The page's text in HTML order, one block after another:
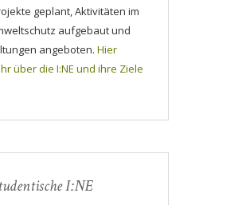
geplant, Aktivitäten im
aufgebaut und
angeboten. Hier
über die I:NE und ihre Ziele
I:NE